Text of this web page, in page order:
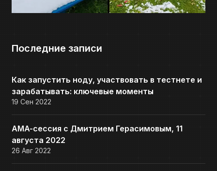
Последние записи
Как запустить ноду, участвовать в тестнете и
зарабатывать: ключевые моменты
19 Сен 2022
AMA-сессия с Дмитрием Герасимовым, 11
августа 2022
26 Авг 2022